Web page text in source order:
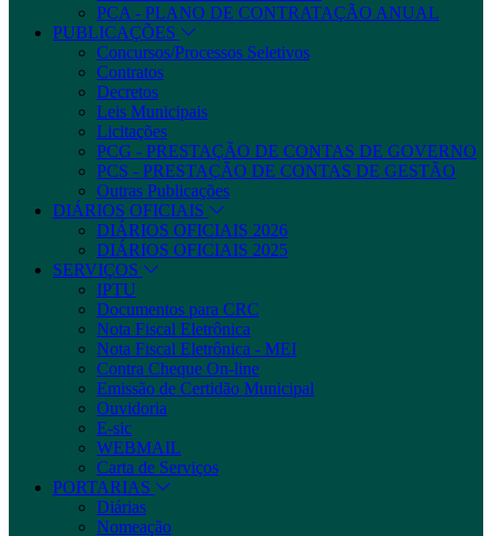
PCA - PLANO DE CONTRATAÇÃO ANUAL
PUBLICAÇÕES
Concursos/Processos Seletivos
Contratos
Decretos
Leis Municipais
Licitações
PCG - PRESTAÇÃO DE CONTAS DE GOVERNO
PCS - PRESTAÇÃO DE CONTAS DE GESTÃO
Outras Publicações
DIÁRIOS OFICIAIS
DIÁRIOS OFICIAIS 2026
DIÁRIOS OFICIAIS 2025
SERVIÇOS
IPTU
Documentos para CRC
Nota Fiscal Eletrônica
Nota Fiscal Eletrônica - MEI
Contra Cheque On-line
Emissão de Certidão Municipal
Ouvidoria
E-sic
WEBMAIL
Carta de Serviços
PORTARIAS
Diárias
Nomeação